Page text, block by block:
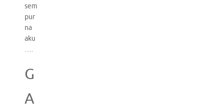
sem
pur
na
aku
….
G
A